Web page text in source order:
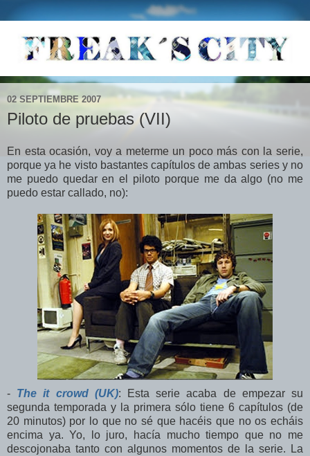
02 SEPTIEMBRE 2007
Piloto de pruebas (VII)
En esta ocasión, voy a meterme un poco más con la serie,
porque ya he visto bastantes capítulos de ambas series y no
me puedo quedar en el piloto porque me da algo (no me
puedo estar callado, no):
- The it crowd (UK): Esta serie acaba de empezar su
segunda temporada y la primera sólo tiene 6 capítulos (de
20 minutos) por lo que no sé que hacéis que no os echáis
encima ya. Yo, lo juro, hacía mucho tiempo que no me
descojonaba tanto con algunos momentos de la serie. La